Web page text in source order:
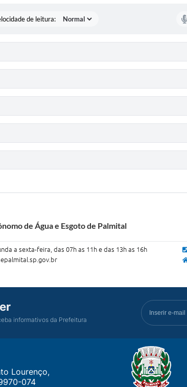
de leitura:
de Água e Esgoto de Palmital
a sexta-feira, das 07h as 11h e das 13h as 16h
informativos da Prefeitura
Lourenço,
074